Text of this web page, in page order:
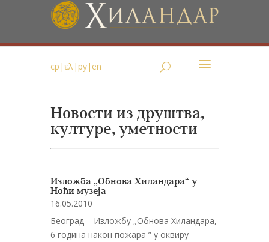
ср | ελ|ру| en
Новости из друштва,
културе, уметности
Изложба „Обнова Хиландара“ у
Ноћи музеја
16.05.2010
Београд – Изложбу „Обнова Хиландара,
6 година након пожара ” у оквиру